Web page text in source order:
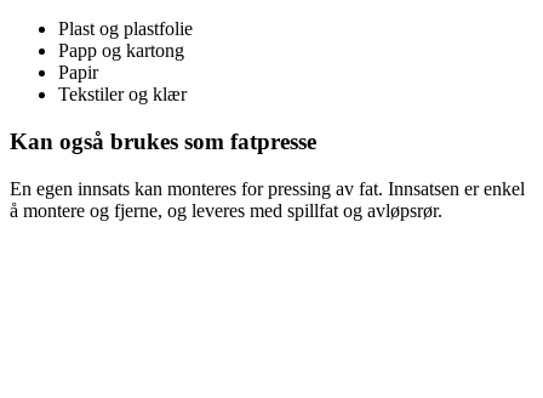
Plast og plastfolie
Papp og kartong
Papir
Tekstiler og klær
Kan også brukes som fatpresse
En egen innsats kan monteres for pressing av fat. Innsatsen er enkel
å montere og fjerne, og leveres med spillfat og avløpsrør.